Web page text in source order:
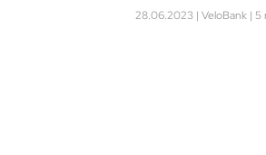
28.06.2023 | VeloBank | 5